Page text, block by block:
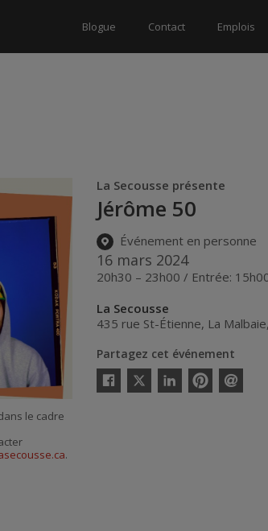
Blogue Contact Emplois
La Secousse présente
Jérôme 50
Événement en personne
16 mars 2024
20h30 – 23h00 / Entrée:
La Secousse
435 rue St-Étienne, La Malbaie,
Partagez cet événement
Facebook
Twitter
LinkedinPinterestEnvoyer
le cadre
.